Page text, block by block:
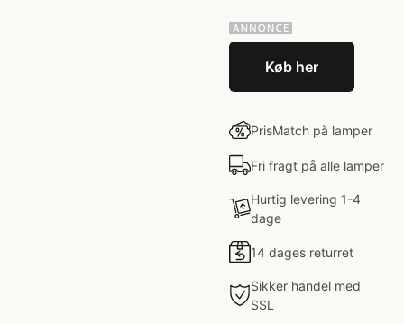
Køb her
PrisMatch på lamper
Fri fragt på alle lamper
Hurtig levering 1-4
dage
14 dages returret
Sikker handel med
SSL